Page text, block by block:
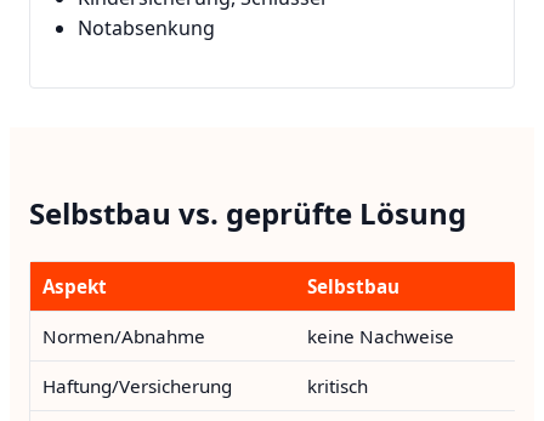
Notabsenkung
Selbstbau vs. geprüfte Lösung
Aspekt Selbstbau
Normen/Abnahme keine Nachweise
Haftung/Versicherung kritisch